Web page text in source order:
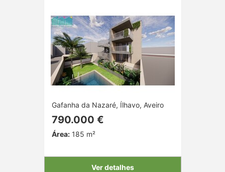
Gafanha da Nazaré, Ílhavo, Aveiro
790.000 €
Área:185 m²
Ver detalhes